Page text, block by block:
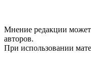
Мнение редакции
авторов.
При использовании